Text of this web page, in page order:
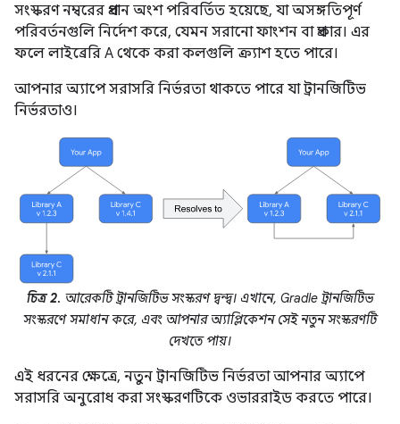
সংস্করণ নম্বরের প্রধান অংশ পরিবর্তিত হয়েছে, যা অসঙ্গতিপূর্ণ
পরিবর্তনগুলি নির্দেশ করে, যেমন সরানো ফাংশন বা প্রকার। এর
ফলে লাইব্রেরি A থেকে করা কলগুলি ক্র্যাশ হতে পারে।
আপনার অ্যাপে সরাসরি নির্ভরতা থাকতে পারে যা ট্রানজিটিভ
নির্ভরতাও।
চিত্র 2. আরেকটি ট্রানজিটিভ সংস্করণ দ্বন্দ্ব। এখানে, Gradle ট্রানজিটিভ
সংস্করণে সমাধান করে, এবং আপনার অ্যাপ্লিকেশন সেই নতুন সংস্করণটি
দেখতে পায়।
এই ধরনের ক্ষেত্রে, নতুন ট্রানজিটিভ নির্ভরতা আপনার অ্যাপে
সরাসরি অনুরোধ করা সংস্করণটিকে ওভাররাইড করতে পারে।